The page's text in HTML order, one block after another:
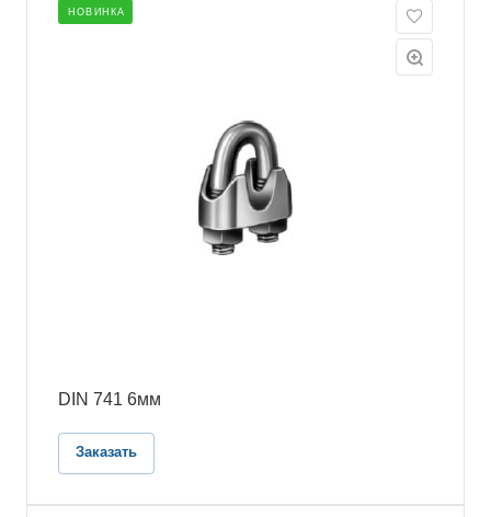
НОВИНКА
DIN 741 6мм
Заказать